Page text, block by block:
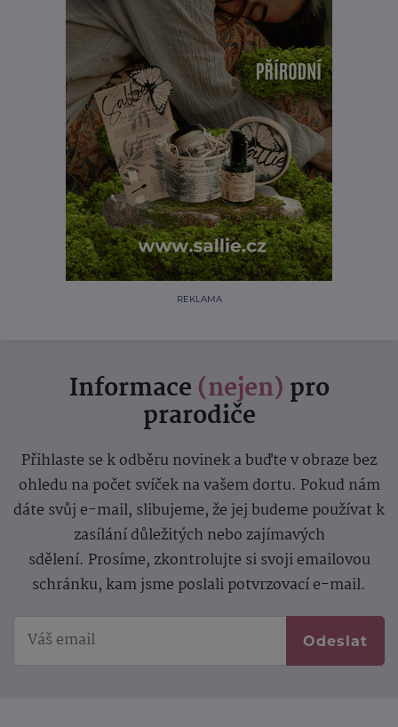
REKLAMA
Informace (nejen) pro
prarodiče
Přihlaste se k odběru novinek a buďte v obraze bez
ohledu na počet svíček na vašem dortu. Pokud nám
dáte svůj e-mail, slibujeme, že jej budeme používat k
zasílání důležitých nebo zajímavých
sdělení. Prosíme, zkontrolujte si svoji emailovou
schránku, kam jsme poslali potvrzovací e-mail.
Odeslat